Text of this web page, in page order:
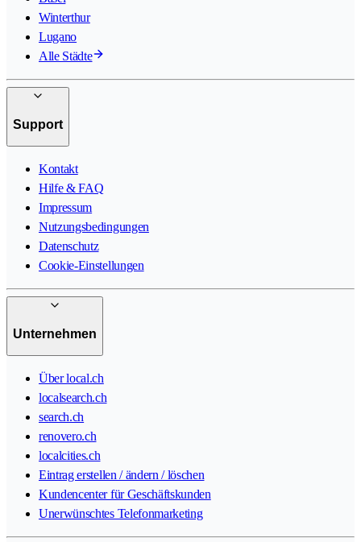
Winterthur
Lugano
Alle Städte
Support
Kontakt
Hilfe & FAQ
Impressum
Nutzungsbedingungen
Datenschutz
Cookie-Einstellungen
Unternehmen
Über local.ch
localsearch.ch
search.ch
renovero.ch
localcities.ch
Eintrag erstellen / ändern / löschen
Kundencenter für Geschäftskunden
Unerwünschtes Telefonmarketing